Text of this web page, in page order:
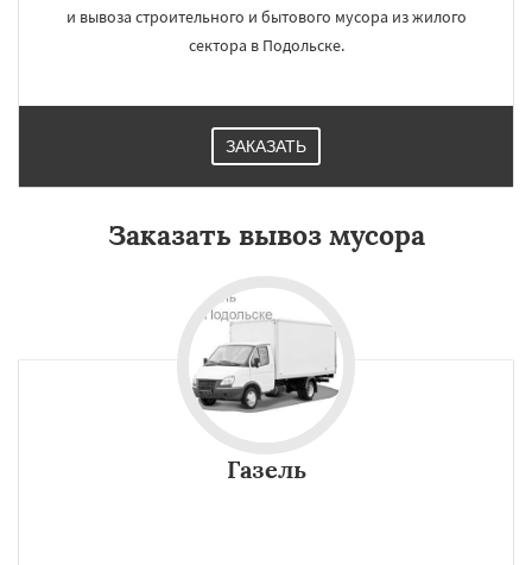
и вывоза строительного и бытового мусора из жилого
сектора в Подольске.
ЗАКАЗАТЬ
Заказать вывоз мусора
Газель